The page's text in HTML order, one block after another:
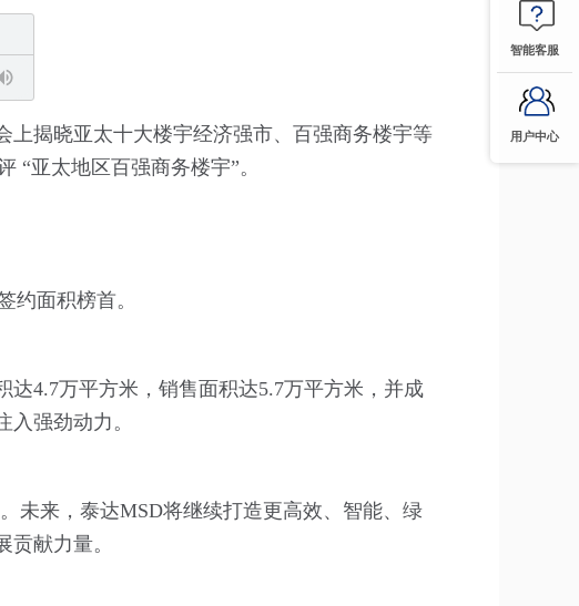
揭晓亚太十大楼宇经济强市、百强商务楼宇等
“亚太地区百强商务楼宇”。
约面积榜首。
4.7万平方米，销售面积达5.7万平方米，并成
强劲动力。
未来，泰达MSD将继续打造更高效、智能、绿
献力量。
智能客服
用户中心